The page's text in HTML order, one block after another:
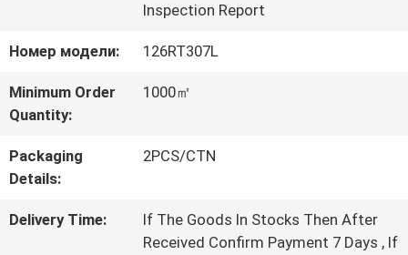
КАЧЕСТВА
С
НАМИ
Inspection Report
Номер модели: 126RT307L
Minimum Order
Quantity:
1000㎡
Packaging
Details:
2PCS/CTN
Delivery Time:
If The Goods In Stocks Then After
Received Confirm Payment 7 Days , If